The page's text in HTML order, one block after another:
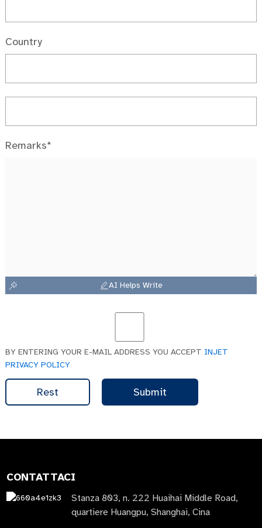
Country
Remarks*
AI Helps Write
BY ENTERING YOUR E-MAIL ADDRESS YOU ACCEPT INJET
PRIVACY POLICY
Rest Submit
CONTATTACI
Stanza 803, n. 222 Huaihai Middle Road,
quartiere Huangpu, Shanghai, Cina